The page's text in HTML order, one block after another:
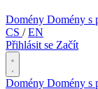
Domény Domény s
CS / EN
Přihlásit se Začít
Domény Domény s